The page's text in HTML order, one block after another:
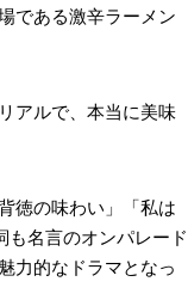
である激辛ラーメン
アルで、本当に美味
徳の味わい」「私は
も名言のオンパレード
力的なドラマとなっ